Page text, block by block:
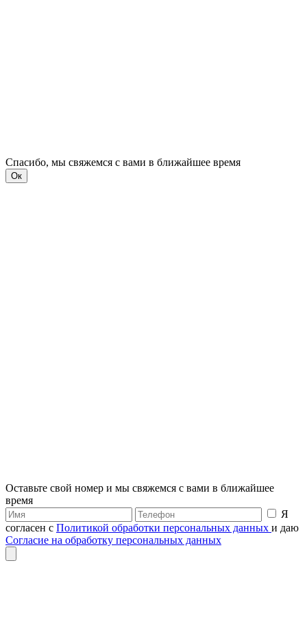
Спасибо, мы свяжемся с вами в ближайшее время
Ок
Оставьте свой номер и мы свяжемся с вами в ближайшее
время
Я
согласен с Политикой обработки персональных данных и даю
Согласие на обработку персональных данных